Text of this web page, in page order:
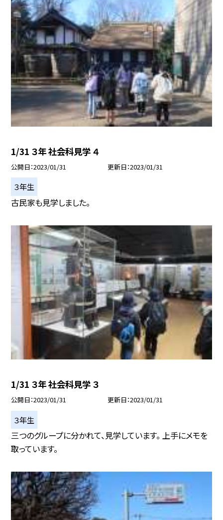
1/31 ３年 社会科見学 ４
公開日 2023/01/31 更新日 2023/01/31
３年生
古民家も見学しました。
1/31 ３年 社会科見学 ３
公開日 2023/01/31 更新日 2023/01/31
３年生
三つのグループに分かれて、見学しています。 上手にメモを
取っています。